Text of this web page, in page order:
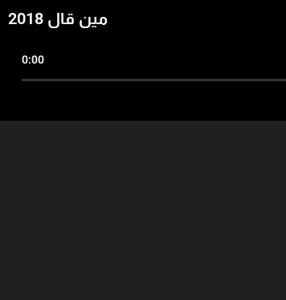
0:00
مين قال 2018